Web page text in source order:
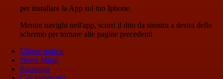
per installare la App sul tuo Iphone.
Mentre navighi nell'app, scorri il dito da sinistra a destra dello
schermo per tornare alle pagine precedenti
Ultime notizie
News Milan
Rassegna